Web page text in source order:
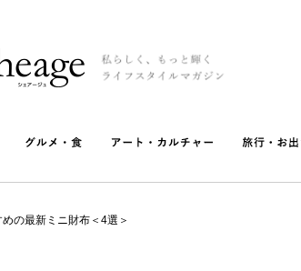
の最新ミニ財布＜4選＞